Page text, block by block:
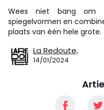
Wees niet bang om
spiegelvormen en
plaats van één hele grote.
La Redoute,
14/01/2024